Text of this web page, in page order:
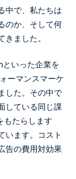
中で、私たちは
のか、そして何
ました。
いった企業を
ーマンスマーケ
した。その中で
している同じ課
もたらします
います。コスト
告の費用対効果